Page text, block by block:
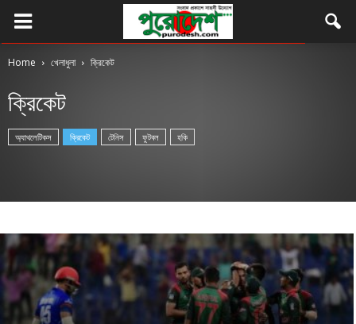
Home খেলাধুলা ক্রিকেট
ক্রিকেট
অ্যাথলেটিকস ক্রিকেট টেনিস ফুটবল হকি